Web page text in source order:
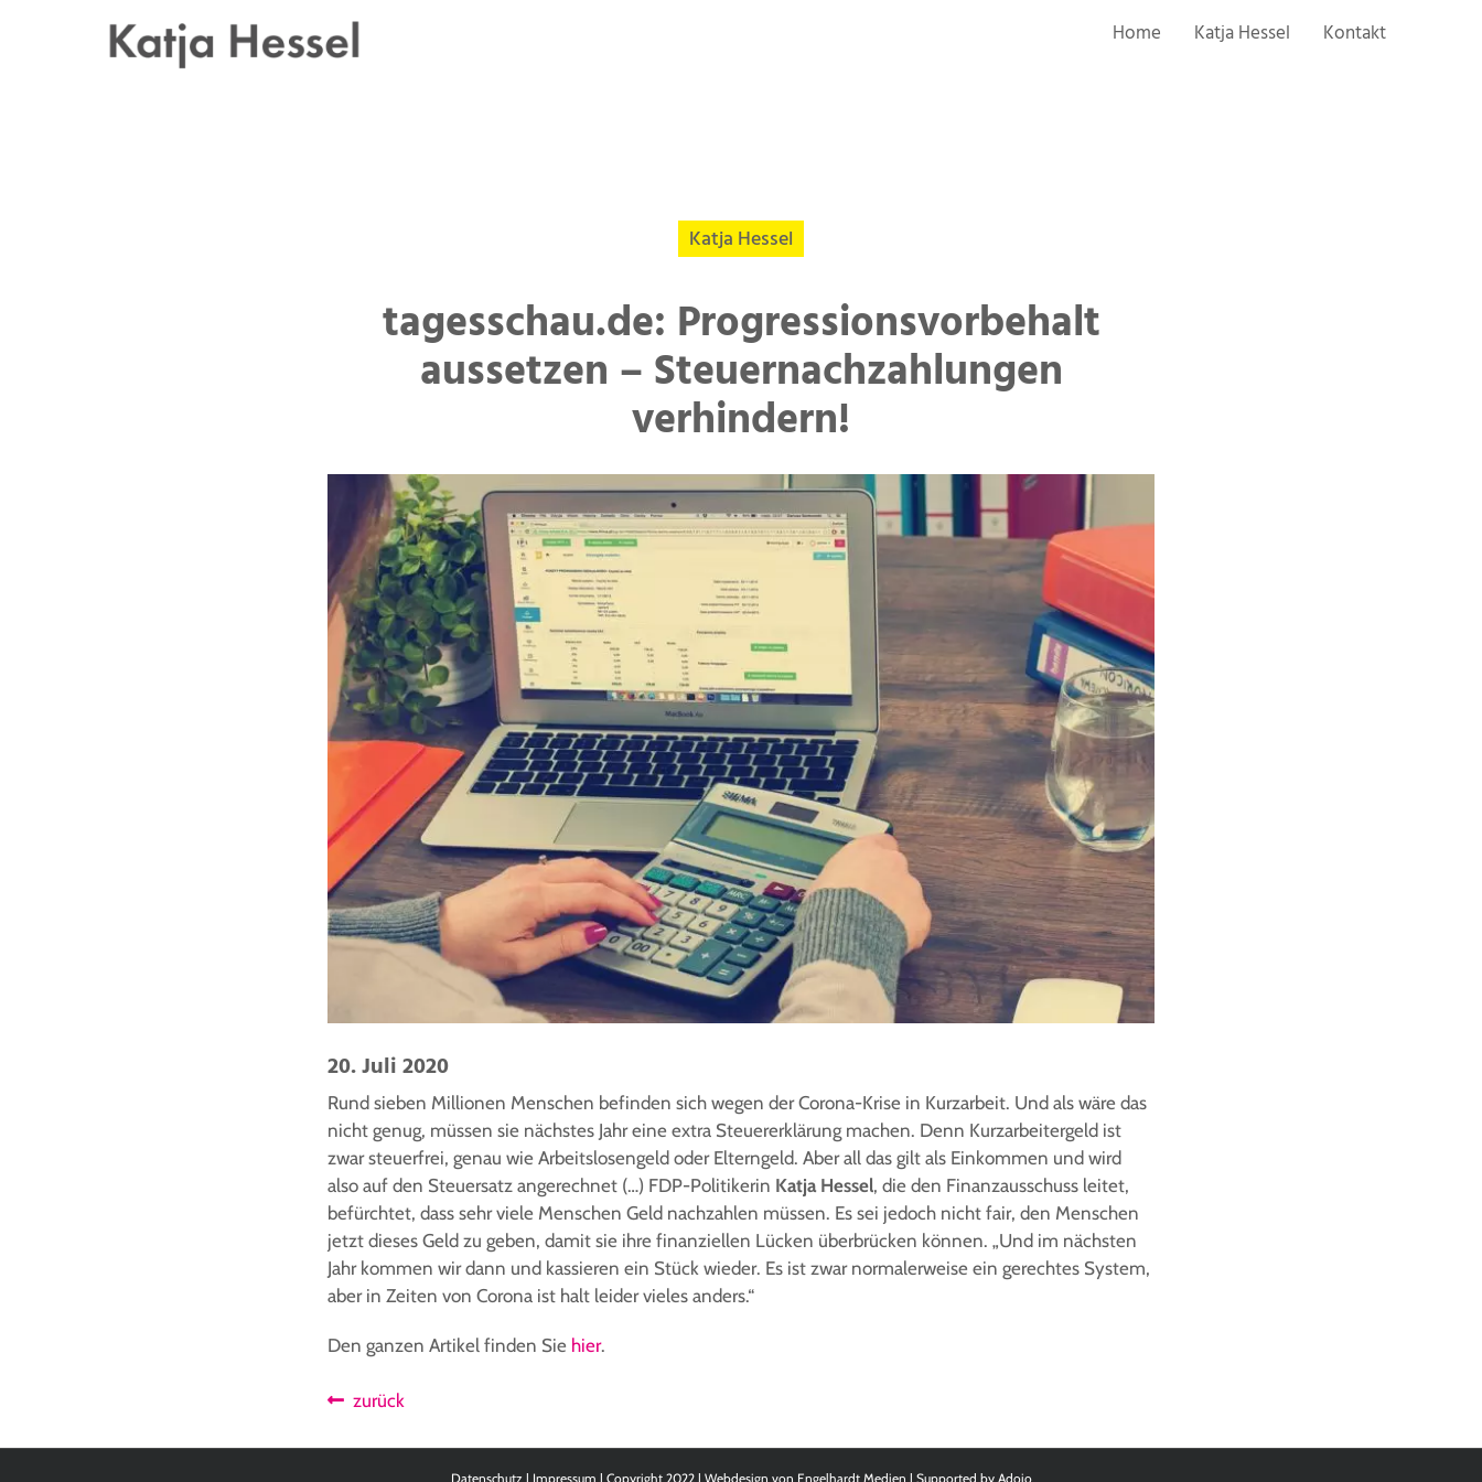
Home Katja Hessel Kontakt
Katja Hessel
tagesschau.de: Progressionsvorbehalt
aussetzen – Steuernachzahlungen
verhindern!
20. Juli 2020
Rund sieben Millionen Menschen befinden sich wegen der Corona-Krise in Kurzarbeit. Und als wäre das
nicht genug, müssen sie nächstes Jahr eine extra Steuererklärung machen. Denn Kurzarbeitergeld ist
zwar steuerfrei, genau wie Arbeitslosengeld oder Elterngeld. Aber all das gilt als Einkommen und wird
also auf den Steuersatz angerechnet (…) FDP-Politikerin Katja Hessel, die den Finanzausschuss leitet,
befürchtet, dass sehr viele Menschen Geld nachzahlen müssen. Es sei jedoch nicht fair, den Menschen
jetzt dieses Geld zu geben, damit sie ihre finanziellen Lücken überbrücken können. „Und im nächsten
Jahr kommen wir dann und kassieren ein Stück wieder. Es ist zwar normalerweise ein gerechtes System,
aber in Zeiten von Corona ist halt leider vieles anders.“
Den ganzen Artikel finden Sie hier.
zurück
Datenschutz | Impressum | Copyright 2022 | Webdesign von Engelhardt Medien | Supported by Adojo